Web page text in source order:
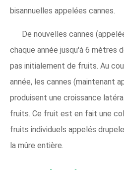
bisannuelles appelées cannes.
De nouvelles cannes
chaque année jusqu'à 6 mètres
pas initialement de fruits. Au
année, les cannes (maintenant
produisent une croissance
fruits. Ce fruit est en fait une
fruits individuels appelés
la mûre entière.